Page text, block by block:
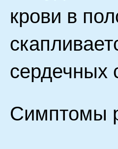
крови в
сердечных
Симптомы